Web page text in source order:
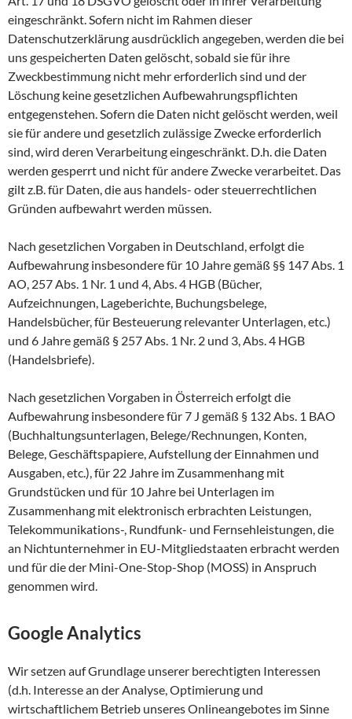
eingeschränkt. Sofern nicht im Rahmen dieser
Datenschutzerklärung ausdrücklich angegeben, werden die bei
uns gespeicherten Daten gelöscht, sobald sie für ihre
Zweckbestimmung nicht mehr erforderlich sind und der
Löschung keine gesetzlichen Aufbewahrungspflichten
entgegenstehen. Sofern die Daten nicht gelöscht werden, weil
sie für andere und gesetzlich zulässige Zwecke erforderlich
sind, wird deren Verarbeitung eingeschränkt. D.h. die Daten
werden gesperrt und nicht für andere Zwecke verarbeitet. Das
gilt z.B. für Daten, die aus handels- oder steuerrechtlichen
Gründen aufbewahrt werden müssen.
Nach gesetzlichen Vorgaben in Deutschland, erfolgt die
Aufbewahrung insbesondere für 10 Jahre gemäß §§ 147 Abs. 1
AO, 257 Abs. 1 Nr. 1 und 4, Abs. 4 HGB (Bücher,
Aufzeichnungen, Lageberichte, Buchungsbelege,
Handelsbücher, für Besteuerung relevanter Unterlagen, etc.)
und 6 Jahre gemäß § 257 Abs. 1 Nr. 2 und 3, Abs. 4 HGB
(Handelsbriefe).
Nach gesetzlichen Vorgaben in Österreich erfolgt die
Aufbewahrung insbesondere für 7 J gemäß § 132 Abs. 1 BAO
(Buchhaltungsunterlagen, Belege/Rechnungen, Konten,
Belege, Geschäftspapiere, Aufstellung der Einnahmen und
Ausgaben, etc.), für 22 Jahre im Zusammenhang mit
Grundstücken und für 10 Jahre bei Unterlagen im
Zusammenhang mit elektronisch erbrachten Leistungen,
Telekommunikations-, Rundfunk- und Fernsehleistungen, die
an Nichtunternehmer in EU-Mitgliedstaaten erbracht werden
und für die der Mini-One-Stop-Shop (MOSS) in Anspruch
genommen wird.
Google Analytics
Wir setzen auf Grundlage unserer berechtigten Interessen
(d.h. Interesse an der Analyse, Optimierung und
wirtschaftlichem Betrieb unseres Onlineangebotes im Sinne